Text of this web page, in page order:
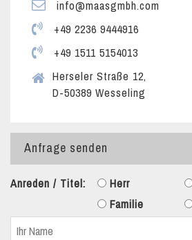
info@maasgmbh.com
+49 2236 9444916
+49 1511 5154013
Herseler Straße 12,
D-50389 Wesseling
Anfrage senden
Anreden / Titel: Herr
Familie